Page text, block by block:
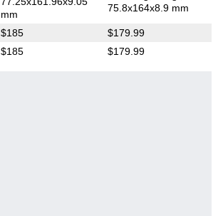
mm
75.8x164x8.9 mm
$185 $179.99
$185 $179.99